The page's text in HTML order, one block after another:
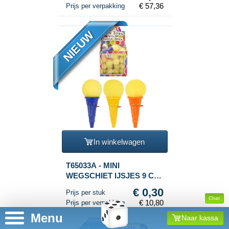
Chat
Menu Naar kassa
Toy (24st.)
Prijs per verpakking € 57,36
NIEUW
In winkelwagen
T65033A - MINI
WEGSCHIET IJSJES 9 CM
Prijs per stuk € 0,30
Prijs per verpakking € 10,80